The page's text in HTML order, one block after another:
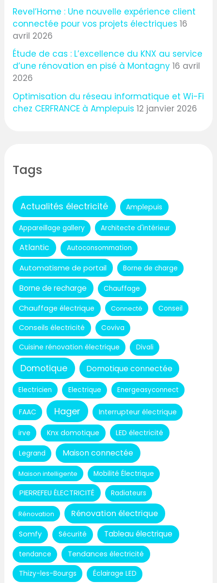
Revel’Home : Une nouvelle expérience client
connectée pour vos projets électriques 16
avril 2026
Étude de cas : L’excellence du KNX au service
d’une rénovation en pisé à Montagny 16 avril
2026
Optimisation du réseau informatique et Wi-Fi
chez CERFRANCE à Amplepuis 12 janvier 2026
Tags
Actualités électricité Amplepuis
Appareillage gallery Architecte d'intérieur
Atlantic Autoconsommation
Automatisme de portail Borne de charge
Borne de recharge Chauffage
Chauffage électrique Connecté Conseil
Conseils électricité Coviva
Cuisine rénovation électrique Divali
Domotique Domotique connectée
Electricien Electrique Energeasyconnect
FAAC Hager Interrupteur électrique
irve Knx domotique LED électricité
Legrand Maison connectée
Maison intelligente Mobilité Électrique
PIERREFEU ÉLECTRICITÉ Radiateurs
Rénovation Rénovation électrique
Somfy Sécurité Tableau électrique
tendance Tendances électricité
Thizy-les-Bourgs Éclairage LED